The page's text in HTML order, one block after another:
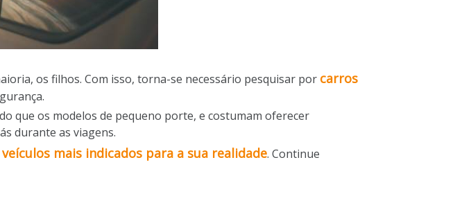
os filhos. Com isso, torna-se necessário pesquisar por carros
que os modelos de pequeno porte, e costumam oferecer
durante as viagens.
veículos mais indicados para a sua realidade. Continue